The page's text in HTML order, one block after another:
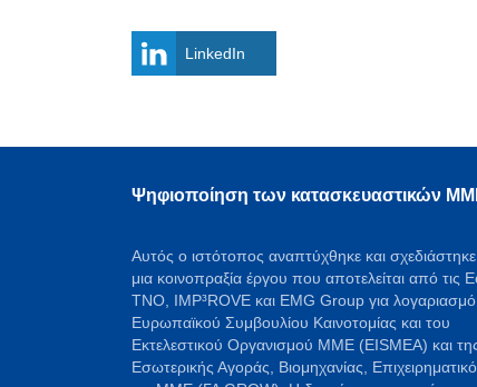
LinkedIn
Ψηφιοποίηση των κατασκευαστικών
Αυτός ο ιστότοπος αναπτύχθηκε και
μια κοινοπραξία έργου που αποτελείται από τις
TNO, IMP³ROVE και EMG Group για
Ευρωπαϊκού Συμβουλίου Καινοτομίας και του
Εκτελεστικού Οργανισμού ΜΜΕ (EISMEA) και
Εσωτερικής Αγοράς, Βιομηχανίας,